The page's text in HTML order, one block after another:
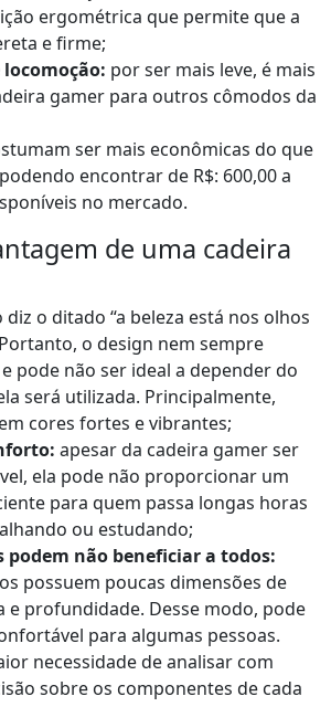
ergométrica que permite que a
e firme;
locomoção: por ser mais leve, é mais
gamer para outros cômodos da
ser mais econômicas do que
encontrar de R$: 600,00 a
no mercado.
de uma cadeira
diz o ditado “a beleza está nos olhos
o design nem sempre
pode não ser ideal a depender do
será utilizada. Principalmente,
cores fortes e vibrantes;
apesar da cadeira gamer ser
ela pode não proporcionar um
para quem passa longas horas
ou estudando;
podem não beneficiar a todos:
possuem poucas dimensões de
e profundidade. Desse modo, pode
para algumas pessoas.
necessidade de analisar com
sobre os componentes de cada